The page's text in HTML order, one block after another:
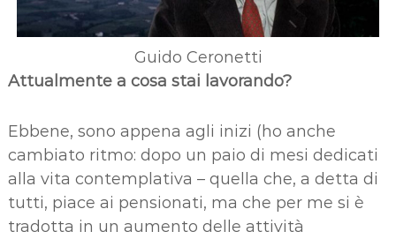
Guido Ceronetti
Attualmente a cosa stai lavorando?
Ebbene, sono appena agli inizi (ho anche
cambiato ritmo: dopo un paio di mesi dedicati
alla vita contemplativa – quella che, a detta di
tutti, piace ai pensionati, ma che per me si è
tradotta in un aumento delle attività